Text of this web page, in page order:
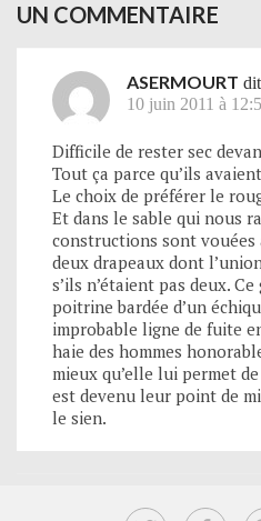
UN COMMENTAIRE
ASERMOURT
10 juin 2011 à
Difficile de rester sec
Tout ça parce qu’ils
Le choix de préférer le
Et dans le sable qui nous
constructions sont vouées
deux drapeaux dont
s’ils n’étaient pas deux.
poitrine bardée d’un
improbable ligne de fuite
haie des hommes
mieux qu’elle lui permet
est devenu leur point de
le sien.